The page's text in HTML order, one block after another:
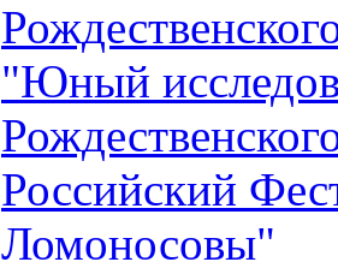
"Юный
Российский
Ломоносовы"